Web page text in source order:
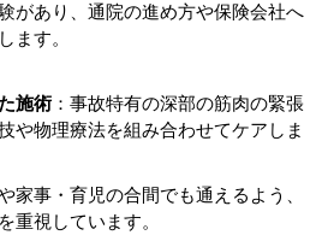
があり、通院の進め方や保険会社へ
ます。
施術：事故特有の深部の筋肉の緊張
や物理療法を組み合わせてケアしま
家事・育児の合間でも通えるよう、
重視しています。